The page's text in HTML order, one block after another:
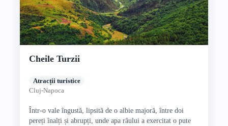
Cheile Turzii
Atracții turistice
Cluj-Napoca
Într-o vale îngustă, lipsită de o albie majoră, între doi
pereți înalți și abrupți, unde apa râului a exercitat o pute